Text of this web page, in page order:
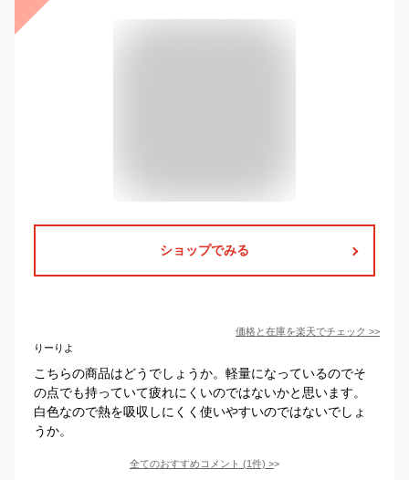
ショップでみる
価格と在庫を楽天でチェック >>
りーりよ
こちらの商品はどうでしょうか。軽量になっているのでそ
の点でも持っていて疲れにくいのではないかと思います。
白色なので熱を吸収しにくく使いやすいのではないでしょ
うか。
全てのおすすめコメント (1件) >